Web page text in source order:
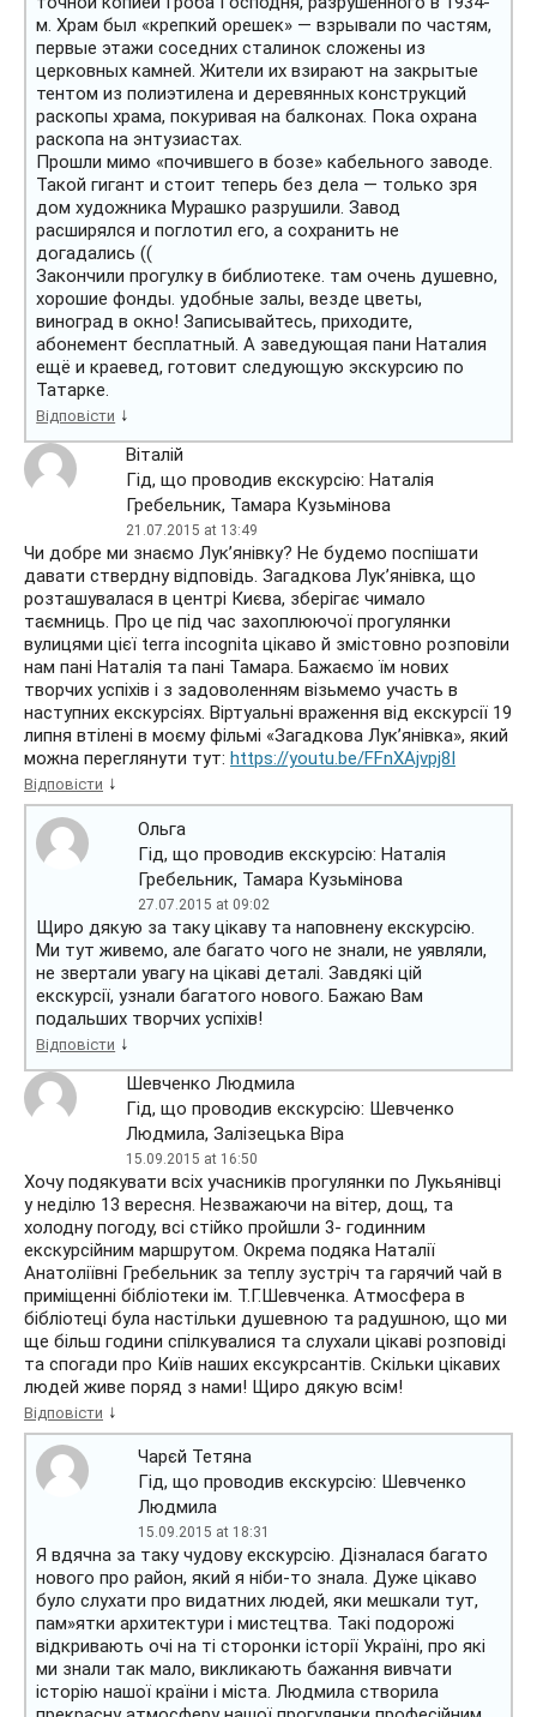
м. Храм был «крепкий орешек» — взрывали по частям,
первые этажи соседних сталинок сложены из
церковных камней. Жители их взирают на закрытые
тентом из полиэтилена и деревянных конструкций
раскопы храма, покуривая на балконах. Пока охрана
раскопа на энтузиастах.
Прошли мимо «почившего в бозе» кабельного заводе.
Такой гигант и стоит теперь без дела — только зря
дом художника Мурашко разрушили. Завод
расширялся и поглотил его, а сохранить не
догадались ((
Закончили прогулку в библиотеке. там очень душевно,
хорошие фонды. удобные залы, везде цветы,
виноград в окно! Записывайтесь, приходите,
абонемент бесплатный. А заведующая пани Наталия
ещё и краевед, готовит следующую экскурсию по
Татарке.
Відповісти ↓
Віталій
Гід, що проводив екскурсію: Наталія
Гребельник, Тамара Кузьмінова
21.07.2015 at 13:49
Чи добре ми знаємо Лук’янівку? Не будемо поспішати
давати ствердну відповідь. Загадкова Лук’янівка, що
розташувалася в центрі Києва, зберігає чимало
таємниць. Про це під час захоплюючої прогулянки
вулицями цієї terra incognita цікаво й змістовно розповіли
нам пані Наталія та пані Тамара. Бажаємо їм нових
творчих успіхів і з задоволенням візьмемо участь в
наступних екскурсіях. Віртуальні враження від екскурсії 19
липня втілені в моєму фільмі «Загадкова Лук’янівка», який
можна переглянути тут: https://youtu.be/FFnXAjvpj8I
Відповісти ↓
Ольга
Гід, що проводив екскурсію: Наталія
Гребельник, Тамара Кузьмінова
27.07.2015 at 09:02
Щиро дякую за таку цікаву та наповнену екскурсію.
Ми тут живемо, але багато чого не знали, не уявляли,
не звертали увагу на цікаві деталі. Завдякі цій
екскурсії, узнали багатого нового. Бажаю Вам
подальших творчих успіхів!
Відповісти ↓
Шевченко Людмила
Гід, що проводив екскурсію: Шевченко
Людмила, Залізецька Віра
15.09.2015 at 16:50
Хочу подякувати всіх учасників прогулянки по Лукьянівці
у неділю 13 вересня. Незважаючи на вітер, дощ, та
холодну погоду, всі стійко пройшли 3- годинним
екскурсійним маршрутом. Окрема подяка Наталії
Анатоліївні Гребельник за теплу зустріч та гарячий чай в
приміщенні бібліотеки ім. Т.Г.Шевченка. Атмосфера в
бібліотеці була настільки душевною та радушною, що ми
ще більш години спілкувалися та слухали цікаві розповіді
та спогади про Київ наших ексукрсантів. Скільки цікавих
людей живе поряд з нами! Щиро дякую всім!
Відповісти ↓
Чарєй Тетяна
Гід, що проводив екскурсію: Шевченко
Людмила
15.09.2015 at 18:31
Я вдячна за таку чудову екскурсію. Дізналася багато
нового про район, який я ніби-то знала. Дуже цікаво
було слухати про видатних людей, яки мешкали тут,
пам»ятки архитектури і мистецтва. Такі подорожі
відкривають очі на ті сторонки історії Україні, про які
ми знали так мало, викликають бажання вивчати
історію нашої країни і міста. Людмила створила